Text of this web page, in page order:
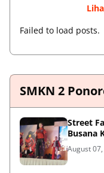
Failed to load posts.
SMKN 2
Street
Busana
August